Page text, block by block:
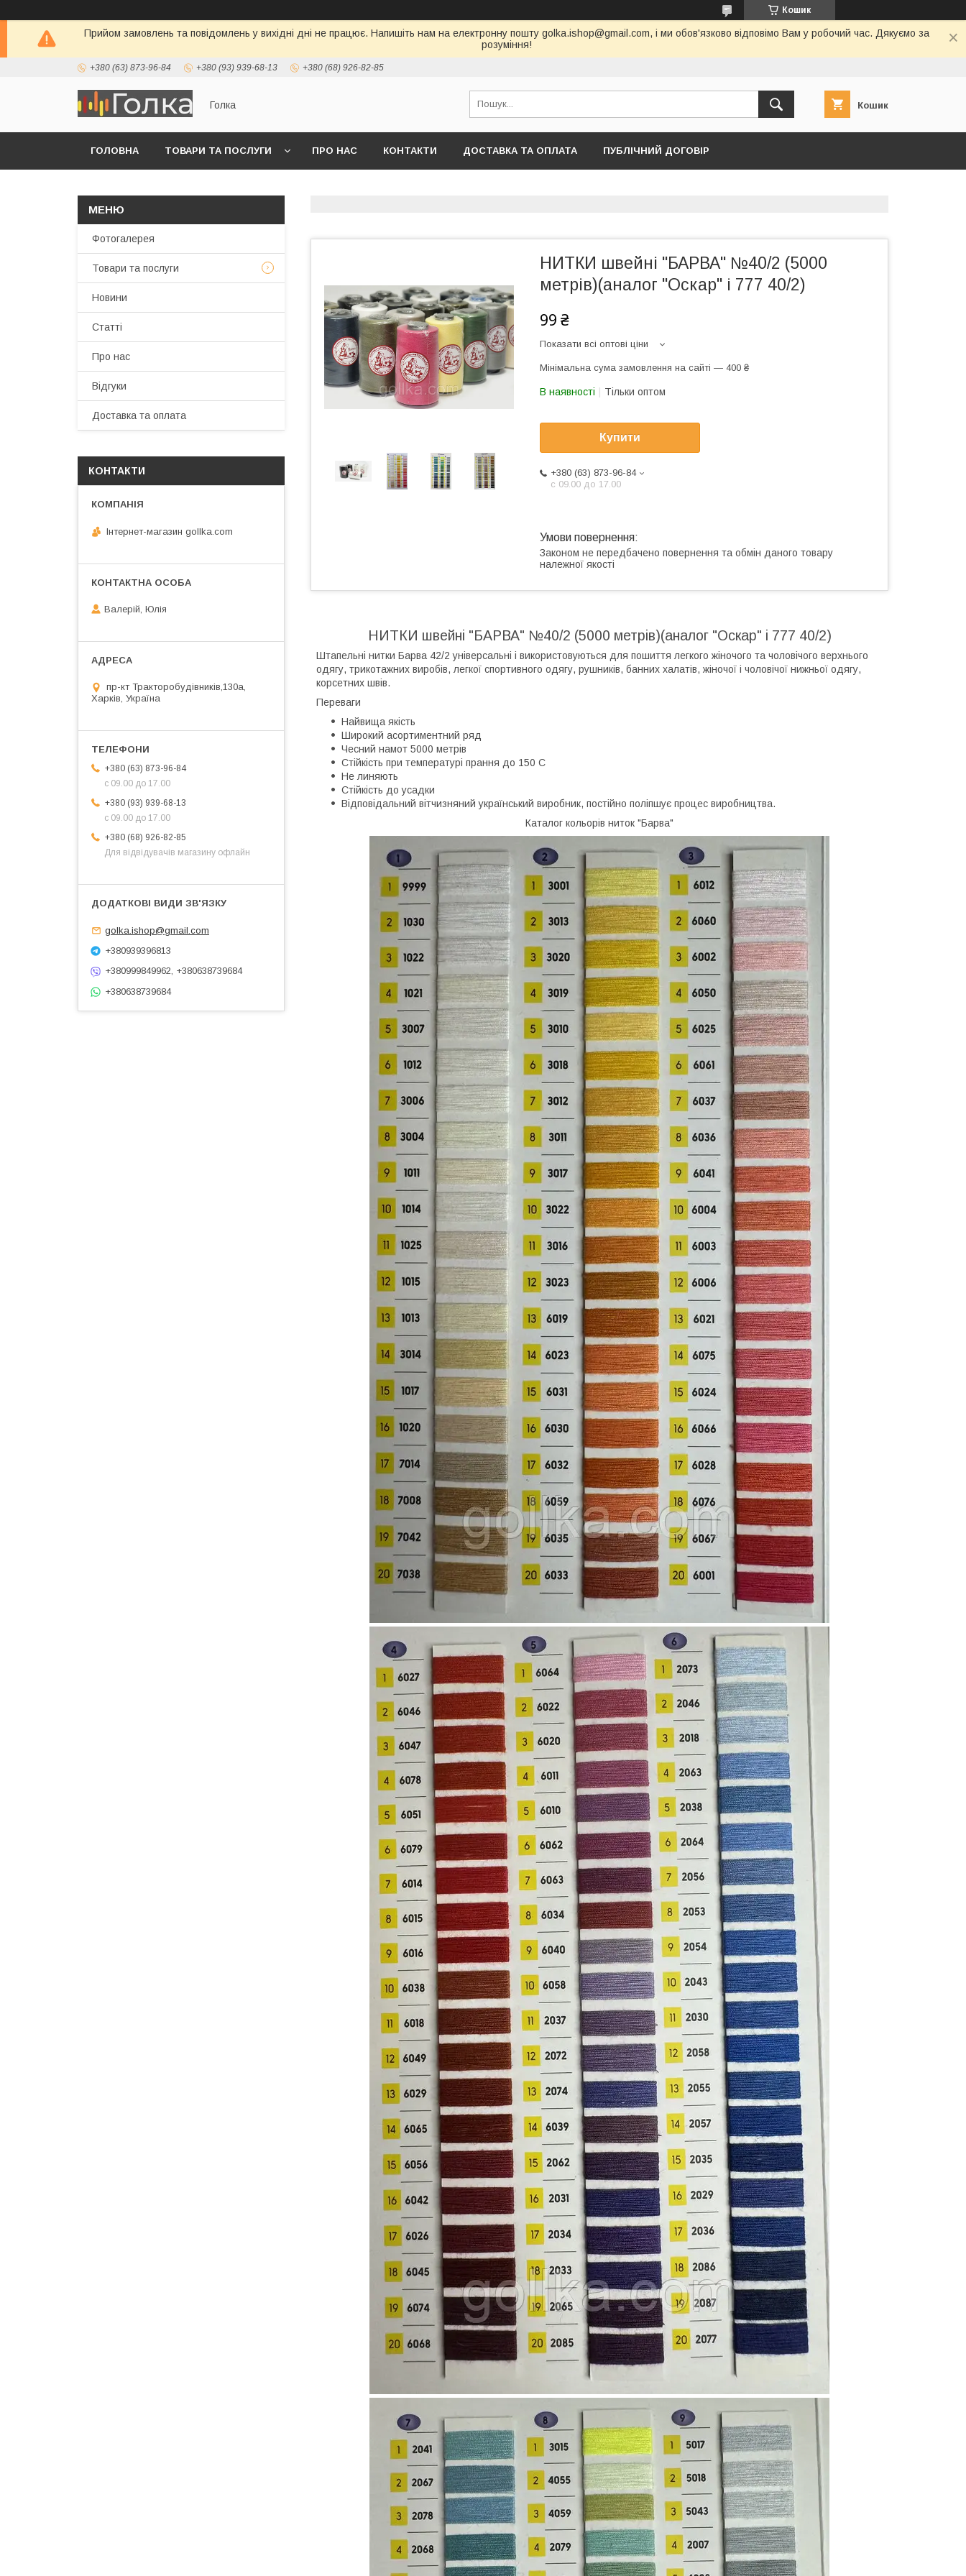
Кошик
Прийом замовлень та повідомлень у вихідні дні не працює. Напишіть нам на електронну пошту golka.ishop@gmail.com, і ми обов'язково відповімо Вам у робочий час. Дякуємо за
розуміння!
+380 (63) 873-96-84 +380 (93) 939-68-13 +380 (68) 926-82-85
Голка Кошик
ГОЛОВНА ТОВАРИ ТА ПОСЛУГИ ПРО НАС КОНТАКТИ ДОСТАВКА ТА ОПЛАТА ПУБЛІЧНИЙ ДОГОВІР
НИТКИ швейні "БАРВА" №40/2 (5000
метрів)(аналог "Оскар" і 777 40/2)
99 ₴
Показати всі оптові ціни
Мінімальна сума замовлення на сайті — 400 ₴
В наявності Тільки оптом
Купити
+380 (63) 873-96-84
с 09.00 до 17.00
Законом не передбачено повернення та обмін даного товару
належної якості
НИТКИ швейні "БАРВА" №40/2 (5000 метрів)(аналог "Оскар" і 777 40/2)
Штапельні нитки Барва 42/2 універсальні і використовуються для пошиття легкого жіночого та чоловічого верхнього
одягу, трикотажних виробів, легкої спортивного одягу, рушників, банних халатів, жіночої і чоловічої нижньої одягу,
корсетних швів.
Переваги
Найвища якість
Широкий асортиментний ряд
Чесний намот 5000 метрів
Стійкість при температурі прання до 150 С
Не линяють
Стійкість до усадки
Відповідальний вітчизняний український виробник, постійно поліпшує процес виробництва.
Каталог кольорів ниток "Барва"
Фотогалерея
Товари та послуги
Новини
Статті
Про нас
Відгуки
Доставка та оплата
КОНТАКТИ
Інтернет-магазин gollka.com
Валерій, Юлія
пр-кт Тракторобудівників,130а,
Харків, Україна
+380 (63) 873-96-84
с 09.00 до 17.00
+380 (93) 939-68-13
с 09.00 до 17.00
+380 (68) 926-82-85
Для відвідувачів магазину офлайн
golka.ishop@gmail.com
+380939396813
+380999849962, +380638739684
+380638739684